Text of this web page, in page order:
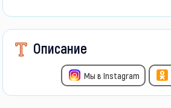
Описание
Мы в Instagram